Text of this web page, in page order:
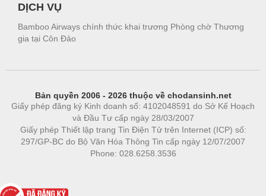
DỊCH VỤ
Bamboo Airways chính thức khai trương Phòng chờ Thương
gia tại Côn Đảo
Bản quyền 2006 - 2026 thuộc về chodansinh.net
Giấy phép đăng ký Kinh doanh số: 4102048591 do Sở Kế Hoạch
và Đầu Tư cấp ngày 28/03/2007
Giấy phép Thiết lập trang Tin Điện Tử trên Internet (ICP) số:
297/GP-BC do Bộ Văn Hóa Thông Tin cấp ngày 12/07/2007
Phone: 028.6258.3536